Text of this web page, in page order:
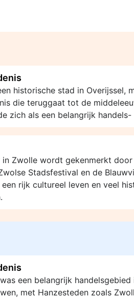
historische stad in Overijssel,
die teruggaat tot de
zich als een belangrijk handels-
in Zwolle wordt gekenmerkt door
Stadsfestival en de
rijk cultureel leven en veel
een belangrijk handelsgebied
met Hanzesteden zoals